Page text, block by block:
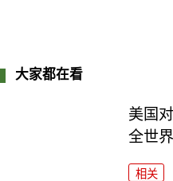
大家都在看
美国
全世
相关